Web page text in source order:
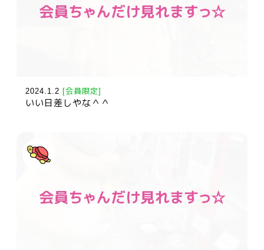
2024.1.2 [会員限定]
いい日差しやな＾＾